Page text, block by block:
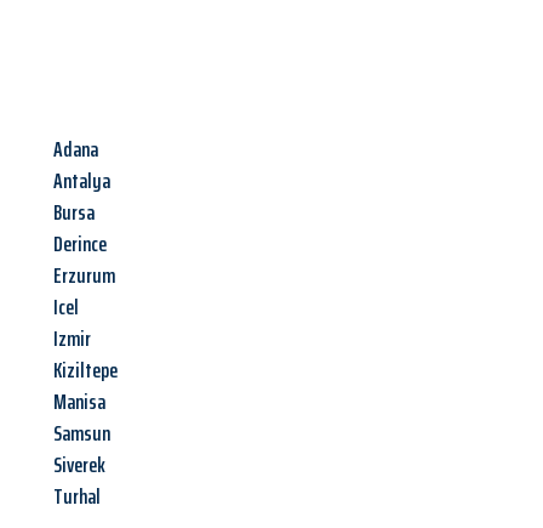
Adana
Antalya
Bursa
Derince
Erzurum
Icel
Izmir
Kiziltepe
Manisa
Samsun
Siverek
Turhal